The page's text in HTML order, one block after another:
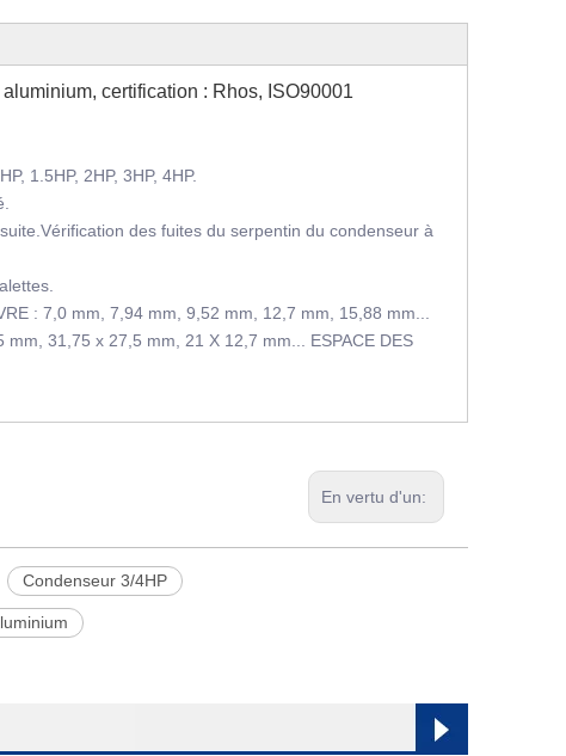
certification : Rhos, ISO90001
1.5HP, 2HP, 3HP, 4HP.
des fuites du serpentin du condenseur à
: 7,0 mm, 7,94 mm, 9,52 mm, 12,7 mm, 15,88 mm...
31,75 x 27,5 mm, 21 X 12,7 mm... ESPACE DES
En vertu d'un:
Condenseur 3/4HP